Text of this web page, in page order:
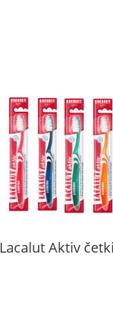
Lacalut Aktiv